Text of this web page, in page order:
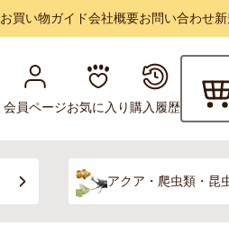
お買い物ガイド会社概要お問い合わせ
会員ページお気に入り購入履歴
アクア・爬虫類・昆